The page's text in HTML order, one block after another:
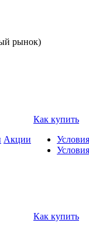
рынок)
Акции
Как купить
Как купить